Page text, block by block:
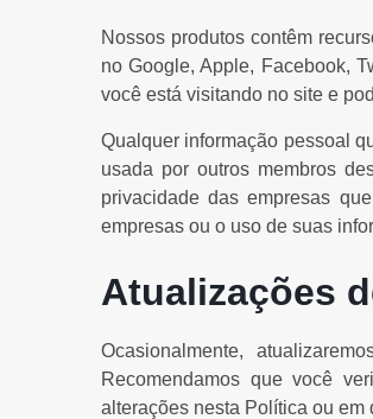
Nossos produtos contêm
no Google, Apple, Facebook,
você está visitando no site e
Qualquer informação pessoal
usada por outros membros
privacidade das empresas
empresas ou o uso de suas
Atualizações
Ocasionalmente,
Recomendamos que você
alterações nesta Política ou